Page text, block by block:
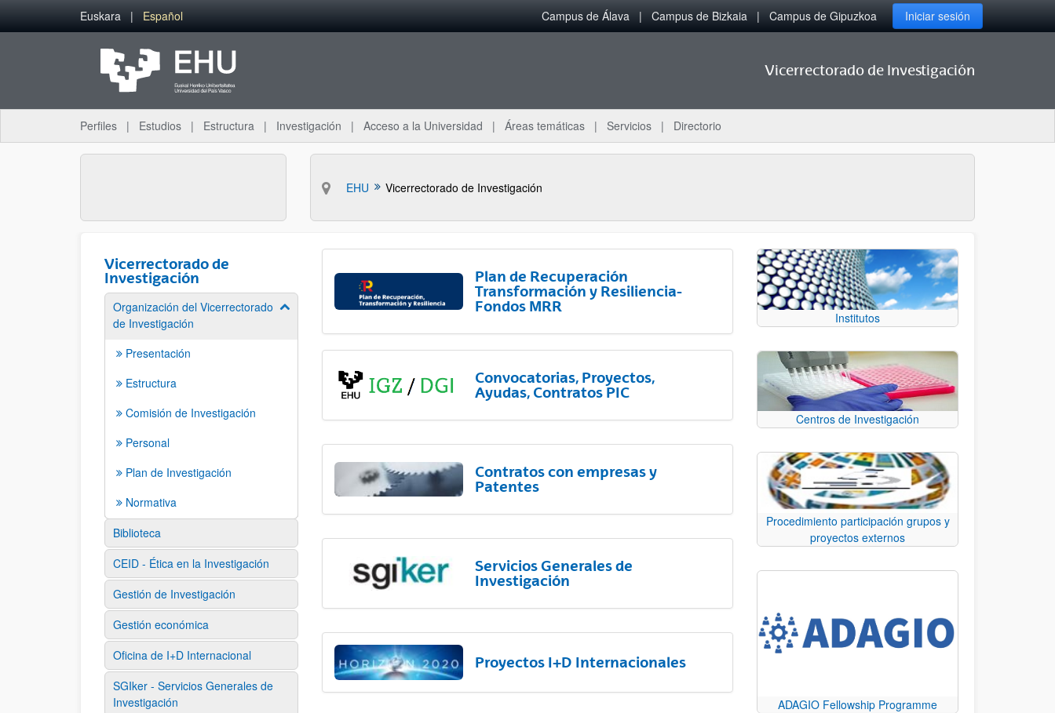
Saltar al contenido principal
Euskara Español Campus de Álava Campus de Bizkaia Campus de Gipuzkoa Iniciar sesión
Vicerrectorado de Investigación
Perfiles Estudios Estructura Investigación Acceso a la Universidad Áreas temáticas Servicios Directorio
EHU Vicerrectorado de Investigación
Vicerrectorado de
Investigación
Organización del Vicerrectorado
de Investigación
Mostrar/ocultar subpáginas
Presentación
Estructura
Comisión de Investigación
Personal
Plan de Investigación
Normativa
Biblioteca
CEID - Ética en la Investigación
Gestión de Investigación
Gestión económica
Oficina de I+D Internacional
SGIker - Servicios Generales de
Investigación
Plan de Recuperación
Transformación y Resiliencia-
Fondos MRR
Convocatorias, Proyectos,
Ayudas, Contratos PIC
Contratos con empresas y
Patentes
Servicios Generales de
Investigación
Proyectos I+D Internacionales
Institutos
Centros de Investigación
Procedimiento participación grupos y
proyectos externos
ADAGIO Fellowship Programme